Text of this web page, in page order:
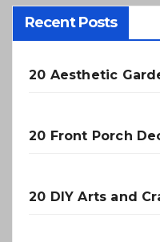
Recent Posts
20 Aesthetic
20 Front Porch
20 DIY Arts and